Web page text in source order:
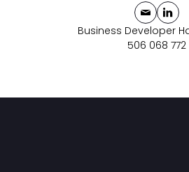
Business Developer
506 068 772